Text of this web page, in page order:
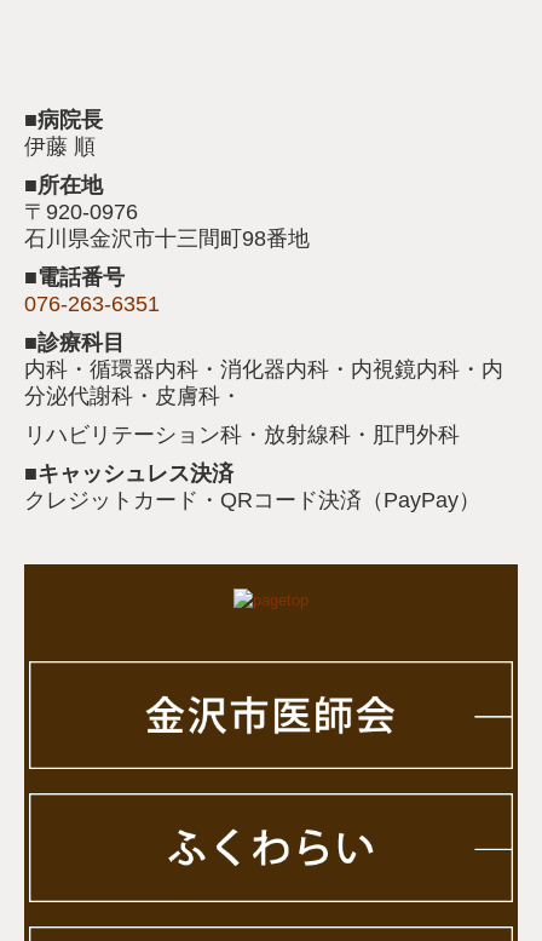
■病院長
伊藤 順
■所在地
〒920-0976
石川県金沢市十三間町98番地
■電話番号
076-263-6351
■診療科目
内科・循環器内科・消化器内科・内視鏡内科・内
分泌代謝科・皮膚科・
リハビリテーション科・放射線科・肛門外科
■キャッシュレス決済
クレジットカード・QRコード決済（PayPay）